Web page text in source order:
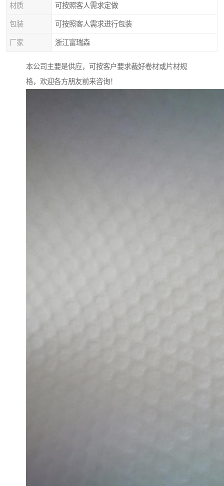
材质 可按照客人需求定做
包装 可按照客人需求进行包装
厂家 浙江富瑞森
本公司主要是供应，可按客户要求裁好卷材或片材规
格，欢迎各方朋友前来咨询！